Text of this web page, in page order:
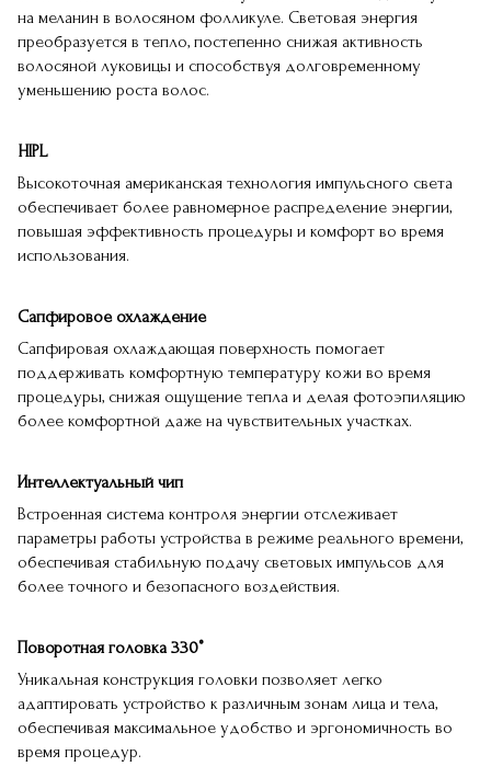
на меланин в волосяном фолликуле. Световая энергия
преобразуется в тепло, постепенно снижая активность
волосяной луковицы и способствуя долговременному
уменьшению роста волос.
HIPL
Высокоточная американская технология импульсного света
обеспечивает более равномерное распределение энергии,
повышая эффективность процедуры и комфорт во время
использования.
Сапфировое охлаждение
Сапфировая охлаждающая поверхность помогает
поддерживать комфортную температуру кожи во время
процедуры, снижая ощущение тепла и делая фотоэпиляцию
более комфортной даже на чувствительных участках.
Интеллектуальный чип
Встроенная система контроля энергии отслеживает
параметры работы устройства в режиме реального времени,
обеспечивая стабильную подачу световых импульсов для
более точного и безопасного воздействия.
Поворотная головка 330°
Уникальная конструкция головки позволяет легко
адаптировать устройство к различным зонам лица и тела,
обеспечивая максимальное удобство и эргономичность во
время процедур.